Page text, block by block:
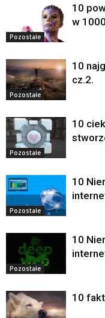
Pozostałe
10
w
Pozostałe
10
cz.2.
Pozostałe
10
Pozostałe
10
Pozostałe
10
10